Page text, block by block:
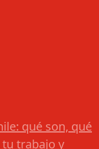
qué son, qué
trabajo y